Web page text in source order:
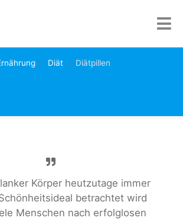
Diät Diätpillen
Körper heutzutage immer
betrachtet wird
Menschen nach erfolglosen